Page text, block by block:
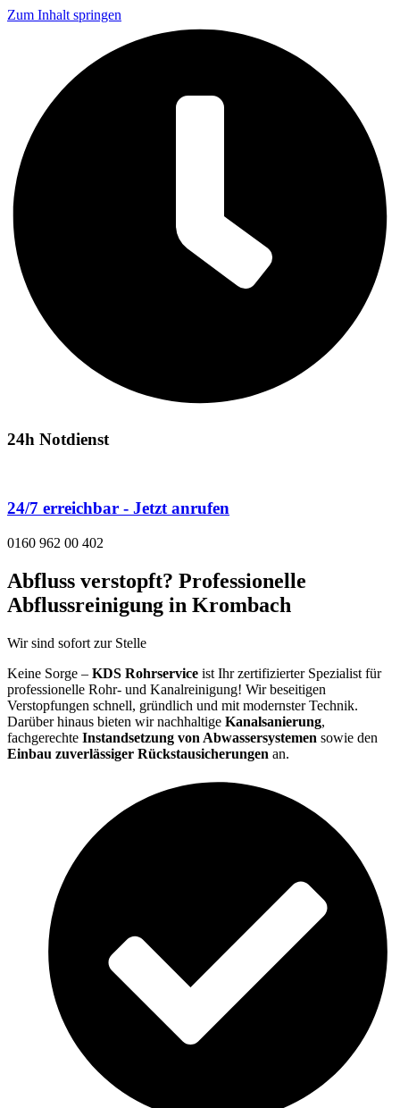
Zum Inhalt springen
24h Notdienst
24/7 erreichbar - Jetzt anrufen
0160 962 00 402
Abfluss verstopft? Professionelle
Abflussreinigung in Krombach
Wir sind sofort zur Stelle
Keine Sorge – KDS Rohrservice ist Ihr zertifizierter Spezialist für
professionelle Rohr- und Kanalreinigung! Wir beseitigen
Verstopfungen schnell, gründlich und mit modernster Technik.
Darüber hinaus bieten wir nachhaltige Kanalsanierung,
fachgerechte Instandsetzung von Abwassersystemen sowie den
Einbau zuverlässiger Rückstausicherungen an.